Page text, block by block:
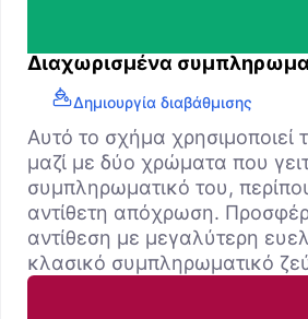
Διαχωρισμένα
Δημιουργία διαβάθμισης
Αυτό το σχήμα χρησιμοποιεί
μαζί με δύο χρώματα που
συμπληρωματικό του,
αντίθετη απόχρωση.
αντίθεση με μεγαλύτερη
κλασικό συμπληρωματικό